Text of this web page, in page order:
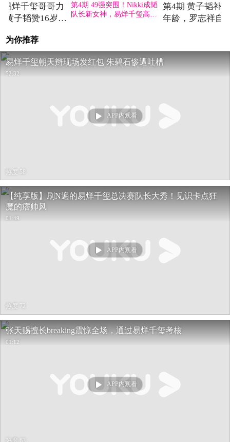
易烊千玺哥哥力
黄子韬赞16岁少
第4期 49强突围！Nikki成韬
队长新女神，易烊千玺高烧
第4期 黄子韬补
年龄，罗志祥自
为你推荐
易烊千玺朝天辫现场发红包 朱碧石惨遭吐槽
52:32
APP内观看
热度 58
【纯享版】刷N遍的易烊千玺总决赛队长大秀！见识卡点狂
魔的痞帅风
01:49
APP内观看
热度 72
张天赐擅长breaking震惊全场，通过易烊千玺考核
01:12
APP内观看
热度 63